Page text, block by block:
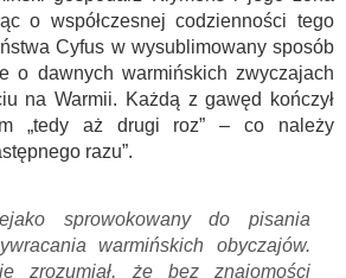
o współczesnej codzienności tego
Cyfus w wysublimowany sposób
o dawnych warmińskich zwyczajach
na Warmii. Każdą z gawęd kończył
„tedy aż drugi roz” – co należy
razu”.
sprowokowany do pisania
warmińskich obyczajów.
zrozumiał, że bez znajomości